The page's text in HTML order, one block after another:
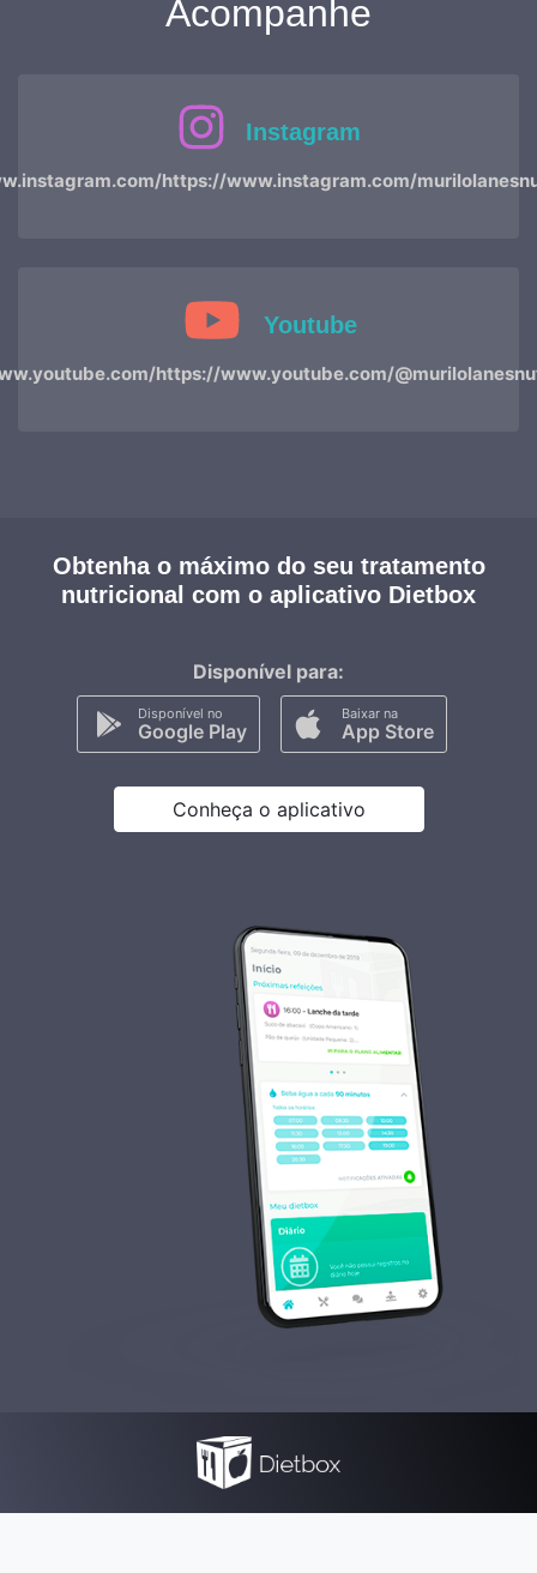
Acompanhe
Instagram
https://www.instagram.com/
Youtube
https://www.youtube.com/
Obtenha o máximo do seu tratamento
nutricional com o aplicativo Dietbox
Disponível para:
Disponível no
Google Play
Baixar na
App Store
Conheça o aplicativo